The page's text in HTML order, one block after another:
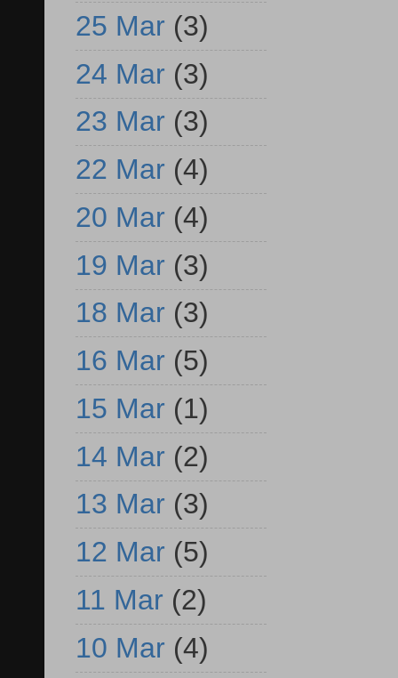
25 Mar (3)
24 Mar (3)
23 Mar (3)
22 Mar (4)
20 Mar (4)
19 Mar (3)
18 Mar (3)
16 Mar (5)
15 Mar (1)
14 Mar (2)
13 Mar (3)
12 Mar (5)
11 Mar (2)
10 Mar (4)